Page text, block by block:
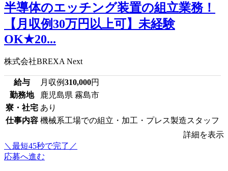
半導体のエッチング装置の組立業務！
【月収例30万円以上可】未経験
OK★20...
株式会社BREXA Next
給与 月収例310,000円
勤務地
鹿児島県 霧島市
寮・社宅 あり
仕事内容 機械系工場での組立・加工・プレス製造スタッフ
詳細を表示
＼最短45秒で完了／
応募へ進む